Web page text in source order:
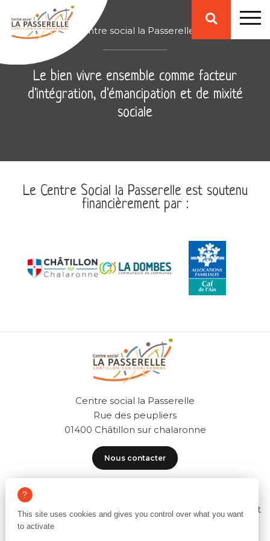
Affiche
ferme
recherche
Centre social la Passerelle
Le bien vivre ensemble comme facteur
d'intégration, d'émancipation et de mixité
sociale
Le Centre Social la Passerelle est soutenu
financièrement par :
Centre social la Passerelle
Rue des peupliers
01400 Châtillon sur chalaronne
Nous contacter
Accueil ouvert du lundi au vendredi de 8h00 à 12h30 et
This site uses cookies and gives you control over what you want
to activate